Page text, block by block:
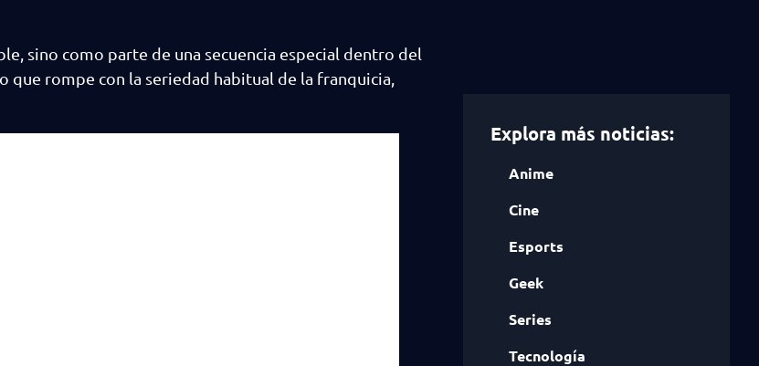
sino como parte de una secuencia especial dentro del
rompe con la seriedad habitual de la franquicia,
Explora más noticias:
Anime
Cine
Esports
Geek
Series
Tecnología